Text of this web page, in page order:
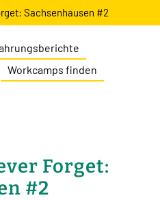
Sachsenhausen #2
Workcamps finden
Forget:
#2